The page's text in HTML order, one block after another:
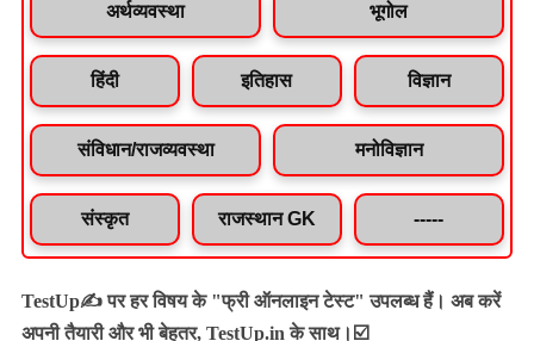
अर्थव्यवस्था भूगोल
हिंदी इतिहास विज्ञान
संविधान/राजव्यवस्था मनोविज्ञान
संस्कृत राजस्थान GK -----
TestUp✍️ पर हर विषय के "फ्री ऑनलाइन टेस्ट" उपलब्ध हैं। अब करें
अपनी तैयारी और भी बेहतर, TestUp.in के साथ।☑️